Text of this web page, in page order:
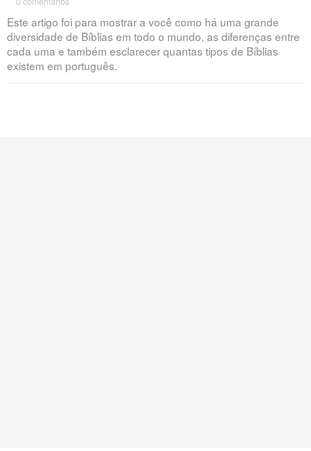
Este artigo foi para mostrar a você como há uma grande
diversidade de Bíblias em todo o mundo, as diferenças entre
cada uma e também esclarecer quantas tipos de Bíblias
existem em português.